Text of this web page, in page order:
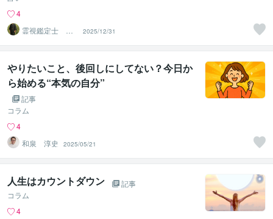
4
霊視鑑定士 神
凪
2025/12/31
やりたいこと、後回しにしてない？今日か
ら始める“本気の自分”
記事
コラム
4
和泉 淳史
2025/05/21
人生はカウントダウン
記事
コラム
4